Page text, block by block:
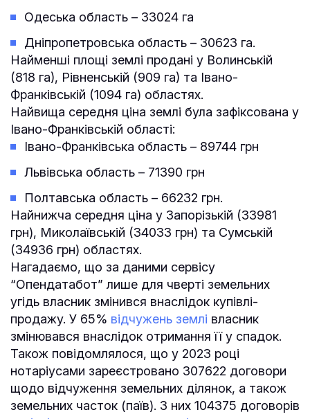
Одеська область – 33024 га
Дніпропетровська область – 30623 га.
Найменші площі землі продані у Волинській
(818 га), Рівненській (909 га) та Івано-
Франківській (1094 га) областях.
Найвища середня ціна землі була зафіксована у
Івано-Франківській області:
Івано-Франківська область – 89744 грн
Львівська область – 71390 грн
Полтавська область – 66232 грн.
Найнижча середня ціна у Запорізькій (33981
грн), Миколаївській (34033 грн) та Сумській
(34936 грн) областях.
Нагадаємо, що за даними сервісу
“Опендатабот” лише для чверті земельних
угідь власник змінився внаслідок купівлі-
продажу. У 65% відчужень землі власник
змінювався внаслідок отримання її у спадок.
Також повідомлялося, що у 2023 році
нотаріусами зареєстровано 307622 договори
щодо відчуження земельних ділянок, а також
земельних часток (паїв). З них 104375 договорів